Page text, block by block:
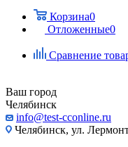
Корзина0
Отложенные0
Сравнение
Ваш город
Челябинск
info@test-cconline.ru
Челябинск, ул.